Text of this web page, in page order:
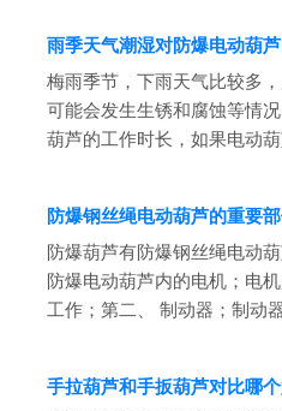
雨季天气潮湿对防爆电动葫
梅雨季节，下雨天气比较多
可能会发生生锈和腐蚀等情
葫芦的工作时长，如果电动
防爆钢丝绳电动葫芦的重要
防爆葫芦有防爆钢丝绳电动
防爆电动葫芦内的电机；电
工作；第二、 制动器；制动
手拉葫芦和手扳葫芦对比哪